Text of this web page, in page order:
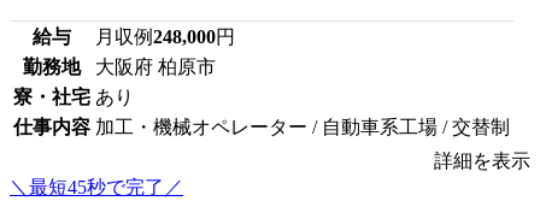
給与 月収例248,000円
勤務地
大阪府 柏原市
寮・社宅 あり
仕事内容 加工・機械オペレーター / 自動車系工場 / 交替制
詳細を表示
＼最短45秒で完了／